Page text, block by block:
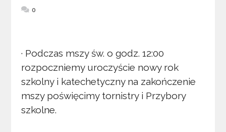
0
· Podczas mszy św. o godz. 12:00
rozpoczniemy uroczyście nowy rok
szkolny i katechetyczny na zakończenie
mszy poświęcimy tornistry i Przybory
szkolne.